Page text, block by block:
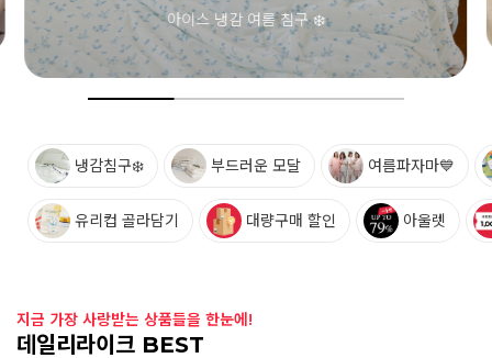
통기성 좋은 메쉬 소재! 시원한 키즈 삭스
냉감침구❄️ 부드러운 모달 여름파자마💙
유리컵 골라담기 대량구매 할인 아울렛
지금 가장 사랑받는 상품들을 한눈에!
데일리라이크 BEST